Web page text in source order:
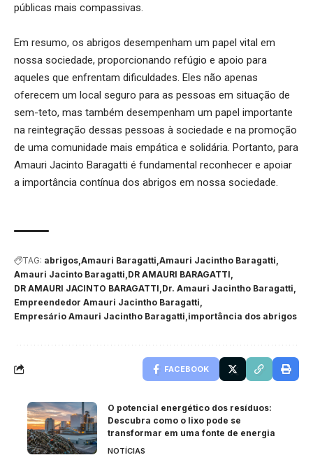
públicas mais compassivas.
Em resumo, os abrigos desempenham um papel vital em
nossa sociedade, proporcionando refúgio e apoio para
aqueles que enfrentam dificuldades. Eles não apenas
oferecem um local seguro para as pessoas em situação de
sem-teto, mas também desempenham um papel importante
na reintegração dessas pessoas à sociedade e na promoção
de uma comunidade mais empática e solidária. Portanto, para
Amauri Jacinto Baragatti é fundamental reconhecer e apoiar
a importância contínua dos abrigos em nossa sociedade.
TAG: abrigos Amauri Baragatti Amauri Jacintho Baragatti
Amauri Jacinto Baragatti DR AMAURI BARAGATTI
DR AMAURI JACINTO BARAGATTI Dr. Amauri Jacintho Baragatti
Empreendedor Amauri Jacintho Baragatti
Empresário Amauri Jacintho Baragatti importância dos abrigos
FACEBOOK
O potencial energético dos resíduos:
Descubra como o lixo pode se
transformar em uma fonte de energia
NOTÍCIAS